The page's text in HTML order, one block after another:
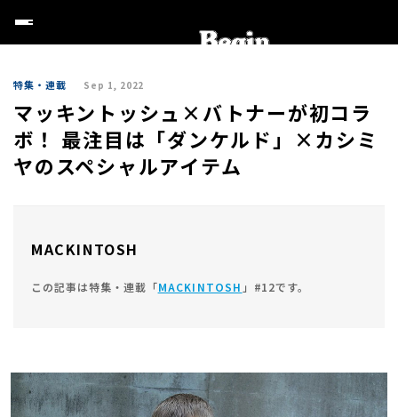
特集・連載 Sep 1, 2022
マッキントッシュ×バトナーが初コラ
ボ！ 最注目は「ダンケルド」×カシミ
ヤのスペシャルアイテム
MACKINTOSH
この記事は特集・連載「MACKINTOSH 」#12です。